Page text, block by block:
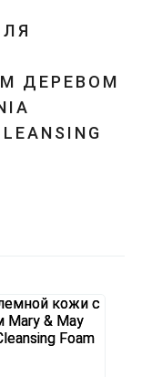
ДЕРЕВОМ